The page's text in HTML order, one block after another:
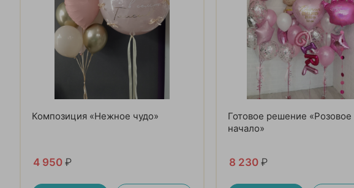
Композиция «Нежное чудо»
4 950 ₽
Готовое решение «Розовое
начало»
8 230 ₽